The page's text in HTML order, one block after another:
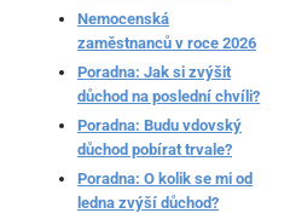
Nemocenská
zaměstnanců v roce 2026
Poradna: Jak si zvýšit
důchod na poslední chvíli?
Poradna: Budu vdovský
důchod pobírat trvale?
Poradna: O kolik se mi od
ledna zvýší důchod?